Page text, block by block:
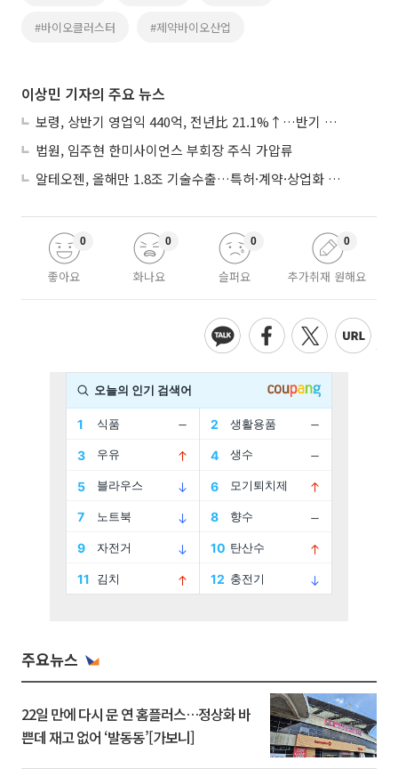
#바이오클러스터 #제약바이오산업
이상민 기자의 주요 뉴스
보령, 상반기 영업익 440억, 전년比 21.1%↑…반기 역대 최대
법원, 임주현 한미사이언스 부회장 주식 가압류
알테오젠, 올해만 1.8조 기술수출…특허·계약·상업화 ‘삼박자’
좋아요
0
화나요
0
슬퍼요
0
추가취재 원해요
0
주요뉴스
22일 만에 다시 문 연 홈플러스…정상화 바
쁜데 재고 없어 ‘발동동’[가보니]